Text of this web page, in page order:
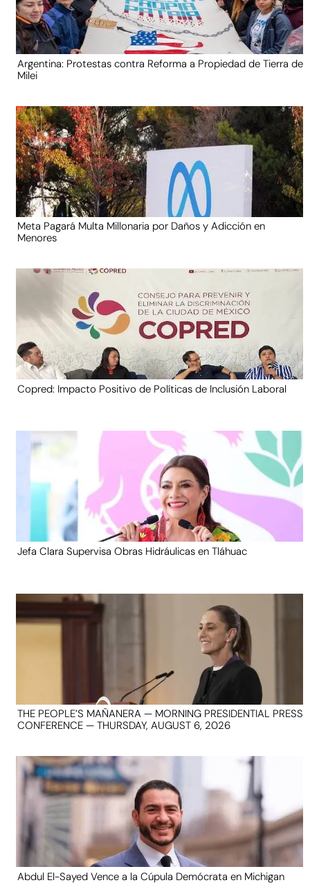
Argentina: Protestas contra Reforma a Propiedad de Tierra de
Milei
Meta Pagará Multa Millonaria por Daños y Adicción en
Menores
Copred: Impacto Positivo de Políticas de Inclusión Laboral
Jefa Clara Supervisa Obras Hidráulicas en Tláhuac
THE PEOPLE’S MAÑANERA — MORNING PRESIDENTIAL PRESS
CONFERENCE — THURSDAY, AUGUST 6, 2026
Abdul El-Sayed Vence a la Cúpula Demócrata en Michigan